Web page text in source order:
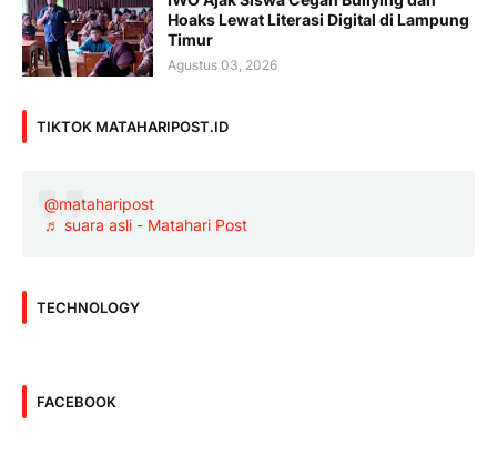
Hoaks Lewat Literasi Digital di Lampung
Timur
Agustus 03, 2026
TIKTOK MATAHARIPOST.ID
@mataharipost
♬ suara asli - Matahari Post
TECHNOLOGY
FACEBOOK